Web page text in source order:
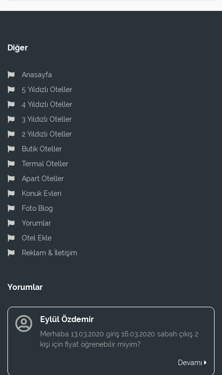
Diğer
Anasayfa
5 Yıldızlı Oteller
4 Yıldızlı Oteller
3 Yıldızlı Oteller
2 Yıldızlı Oteller
Butik Oteller
Termal Oteller
Apart Oteller
Konuk Evleri
Foto Blog
Yorumlar
Otel Ekle
Reklam & İletişim
Yorumlar
Eylül Özdemir
Merhaba 13.03.2020 giriş 16.03.2020 sabah çıkış 2
kişi için fiyat öğrenebilir miyim?
Devamı